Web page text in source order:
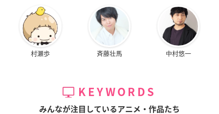
村瀬歩 斉藤壮馬 中村悠一
KEYWORDS
みんなが注目しているアニメ・作品たち